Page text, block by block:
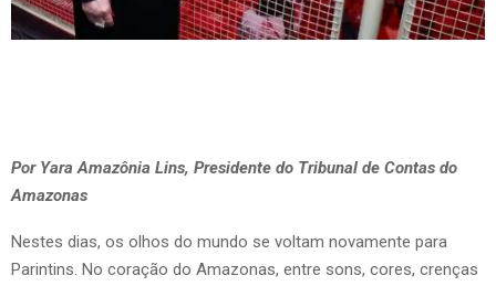
Por Yara Amazônia Lins, Presidente do Tribunal de Contas do
Amazonas
Nestes dias, os olhos do mundo se voltam novamente para
Parintins. No coração do Amazonas, entre sons, cores, crenças